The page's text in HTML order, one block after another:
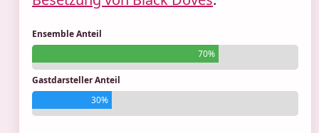
Ensemble Anteil
70%
Gastdarsteller Anteil
30%